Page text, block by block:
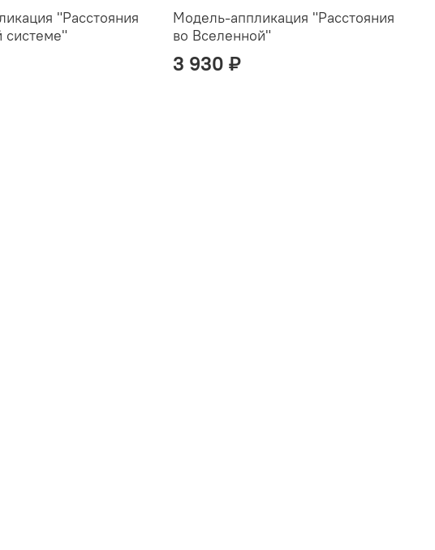
"Расстояния
системе"
Модель-аппликация "Расстояния
во Вселенной"
3 930 ₽